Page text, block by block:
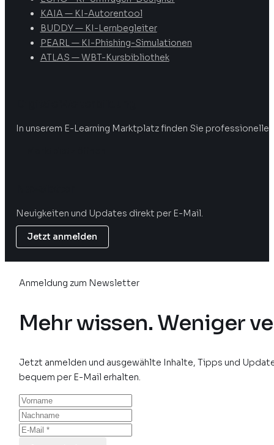
KAIA — KI-Autorentool
BUDDY — KI-Lernbegleiter
PEARL — KI-Phishing-Simulationen
ATLAS — WBT-Kursbibliothek
In unserem E-Learning Marktplatz finden Sie professionelle
Neuigkeiten und Updates direkt per E-Mail.
Jetzt anmelden
Anmeldung zum Newsletter
Mehr wissen. Weniger
Jetzt anmelden und ausgewählte Inhalte, Tipps und
bequem per E-Mail erhalten.